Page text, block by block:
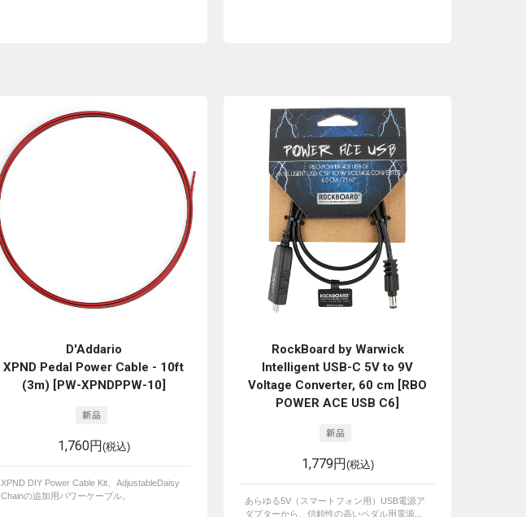
D'Addario
XPND Pedal Power Cable - 10ft
(3m) [PW-XPNDPPW-10]
1,760円(税込)
XPND DIY Power Cable Kit、AdjustableDaisy
Chainの追加用パワーケーブル。
RockBoard by Warwick
Intelligent USB-C 5V to 9V
Voltage Converter, 60 cm [RBO
POWER ACE USB C6]
1,779円(税込)
あらゆる5V（スマートフォン用）USB電源ア
ダプターから、信頼性の高いペダル用電源...